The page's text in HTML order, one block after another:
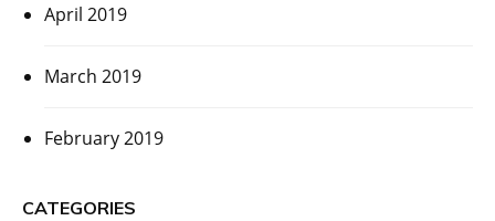
April 2019
March 2019
February 2019
CATEGORIES